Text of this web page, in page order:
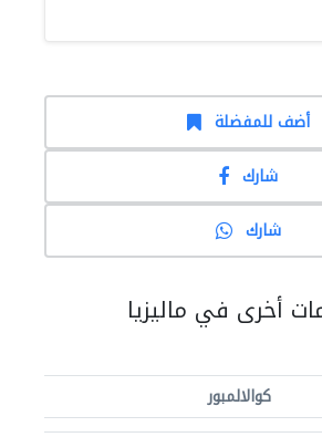
أضف للمفضلة
شارك
شارك
أخرى في ماليزيا
كوالالمبور